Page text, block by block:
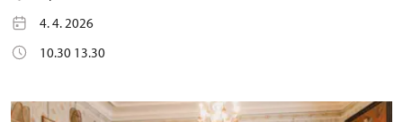
4. 4. 2026
10.30 13.30